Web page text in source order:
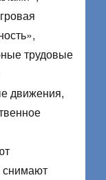
трудовые
движения,
снимают